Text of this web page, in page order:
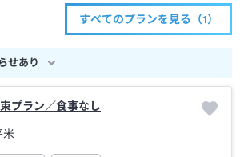
すべてのプランを見る（1）
せあり
プラン／食事なし
米